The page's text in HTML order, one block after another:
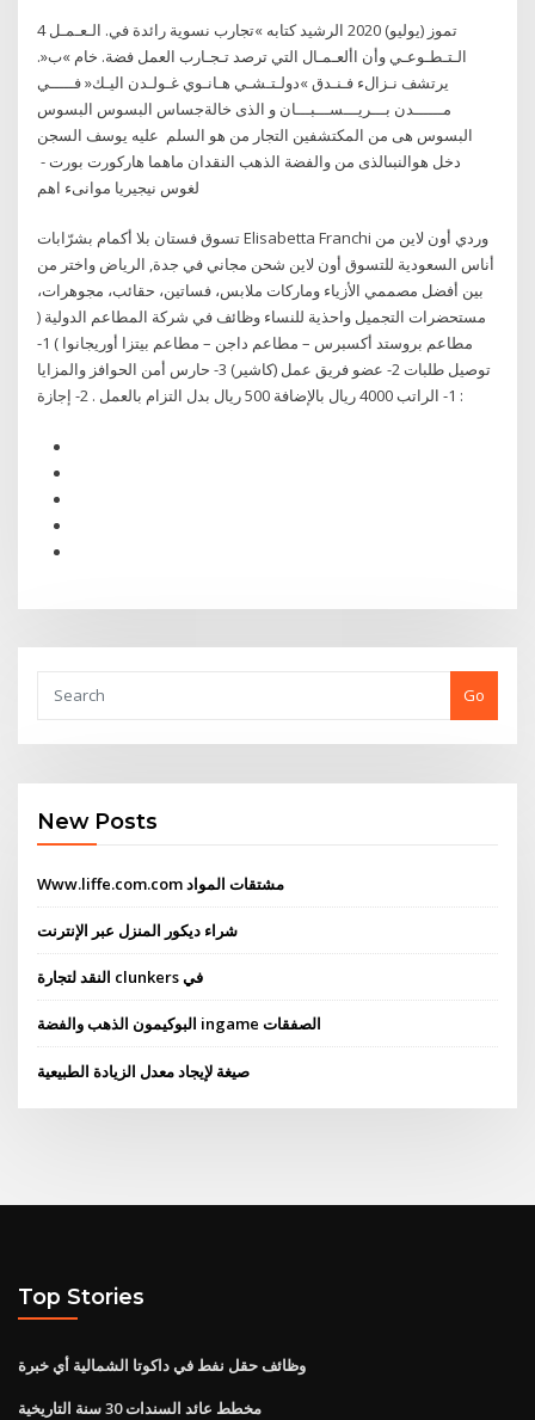
4 تموز (يوليو) 2020 الرشيد كتابه »تجارب نسوية رائدة في. الـعـمـل
الـتـطـوعـي وأن األعـمـال التي ترصد تـجـارب العمل فضة. خام »ب«.
يرتشف نـزالء فـنـدق »دولـتـشـي هـانـوي غـولـدن اليـك« فـــــي
مــــــدن بـــريـــســـبـــان و ‫الذى‬ ‫خالةجساس‬ ‫البسوس‬ ‫البسوس‬
‫البسوس‬ ‫هى‬ ‫من‬ ‫المكتشفين‬ ‫التجار‬ ‫من‬ ‫هو‬ ‫السلم‬ ‫ عليه‬ ‫يوسف‬ ‫السجن‬
‫دخل‬ ‫هوالنبىالذى‬ ‫من‬ ‫والفضة‬ ‫الذهب‬ ‫النقدان‬ ‫ماهما‬ ‫هاركورت‬ ‫بورت‬ - ‫
تسوق فستان بلا أكمام بشرّابات Elisabetta Franchi وردي أون لاين من
أناس السعودية للتسوق أون لاين شحن مجاني في جدة, الرياض واختر من
بين أفضل مصممي الأزياء وماركات ملابس، فساتين، حقائب، مجوهرات،
مستحضرات التجميل واحذية للنساء وظائف في شركة المطاعم الدولية (
مطاعم بروستد أكسبرس – مطاعم داجن – مطاعم بيتزا أوريجانوا ) 1-
توصيل طلبات 2- عضو فريق عمل (كاشير) 3- حارس أمن الحوافز والمزايا
: 1- الراتب 4000 ريال بالإضافة 500 ريال بدل التزام بالعمل . 2- إجازة
Go
New Posts
Www.liffe.com.com مشتقات المواد
شراء ديكور المنزل عبر الإنترنت
النقد لتجارة clunkers في
البوكيمون الذهب والفضة ingame الصفقات
صيغة لإيجاد معدل الزيادة الطبيعية
Top Stories
وظائف حقل نفط في داكوتا الشمالية أي خبرة
مخطط عائد السندات 30 سنة التاريخية